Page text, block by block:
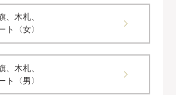
、木札、
ト〈女〉
、木札、
ト〈男〉